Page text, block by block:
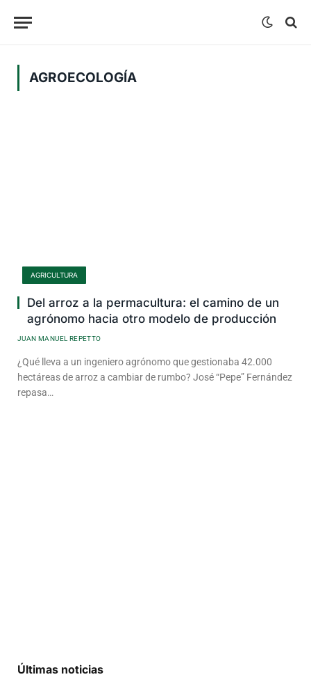
AGROECOLOGÍA
AGRICULTURA
Del arroz a la permacultura: el camino de un
agrónomo hacia otro modelo de producción
JUAN MANUEL REPETTO
¿Qué lleva a un ingeniero agrónomo que gestionaba 42.000
hectáreas de arroz a cambiar de rumbo? José “Pepe” Fernández
repasa…
Últimas noticias